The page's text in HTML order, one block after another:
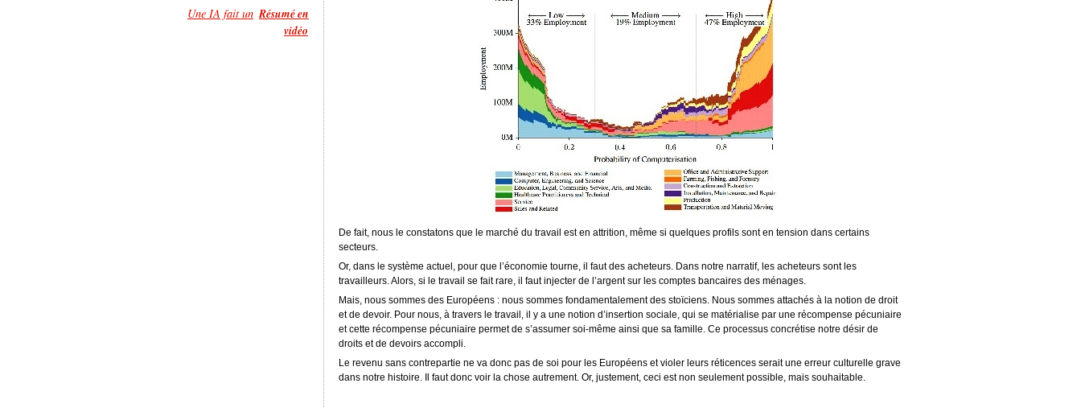
Une IA fait un Résumé en
vidéo
De fait, nous le constatons que le marché du travail est en attrition, même si quelques profils sont en tension dans certains
secteurs.
Or, dans le système actuel, pour que l’économie tourne, il faut des acheteurs. Dans notre narratif, les acheteurs sont les
travailleurs. Alors, si le travail se fait rare, il faut injecter de l’argent sur les comptes bancaires des ménages.
Mais, nous sommes des Européens : nous sommes fondamentalement des stoïciens. Nous sommes attachés à la notion de droit
et de devoir. Pour nous, à travers le travail, il y a une notion d’insertion sociale, qui se matérialise par une récompense pécuniaire
et cette récompense pécuniaire permet de s’assumer soi-même ainsi que sa famille. Ce processus concrétise notre désir de
droits et de devoirs accompli.
Le revenu sans contrepartie ne va donc pas de soi pour les Européens et violer leurs réticences serait une erreur culturelle grave
dans notre histoire. Il faut donc voir la chose autrement. Or, justement, ceci est non seulement possible, mais souhaitable.